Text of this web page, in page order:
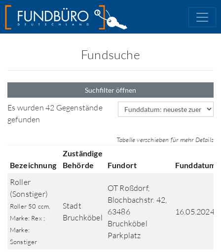
Fundsuche
Suchfilter öffnen
Es wurden 42 Gegenstände
gefunden
Sortierfeld
Tabelle verschieben für mehr Details
Bezeichnung
Zuständige
Behörde
Fundort Funddatum
Roller
(Sonstiger)
Roller 50 ccm,
Marke: Rex ;
Marke:
Sonstiger
Stadt
Bruchköbel
OT Roßdorf,
Blochbachstr. 42,
63486
Bruchköbel
Parkplatz
16.05.2024